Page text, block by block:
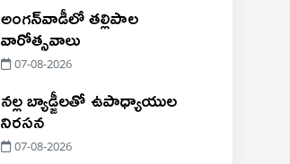
అంగన్‌వాడీలో తల్లిపాల
వారోత్సవాలు
07-08-2026
నల్ల బ్యాడ్జీలతో ఉపాధ్యాయుల
నిరసన
07-08-2026